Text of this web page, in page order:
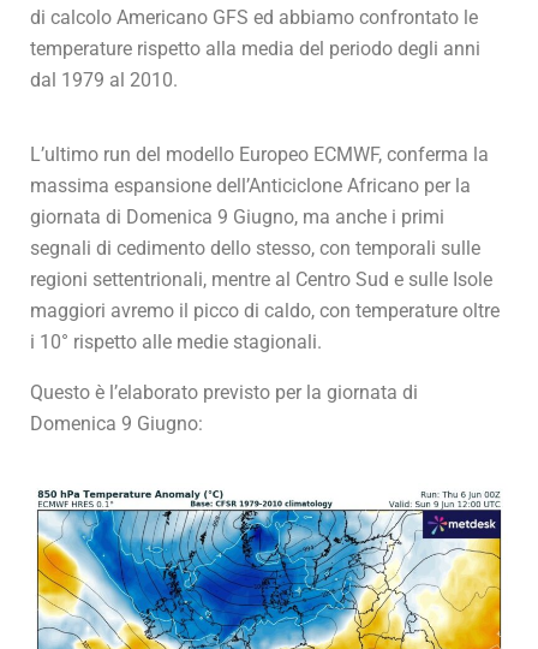
di calcolo Americano GFS ed abbiamo confrontato le
temperature rispetto alla media del periodo degli anni
dal 1979 al 2010.
L’ultimo run del modello Europeo ECMWF, conferma la
massima espansione dell’Anticiclone Africano per la
giornata di Domenica 9 Giugno, ma anche i primi
segnali di cedimento dello stesso, con temporali sulle
regioni settentrionali, mentre al Centro Sud e sulle Isole
maggiori avremo il picco di caldo, con temperature oltre
i 10° rispetto alle medie stagionali.
Questo è l’elaborato previsto per la giornata di
Domenica 9 Giugno: